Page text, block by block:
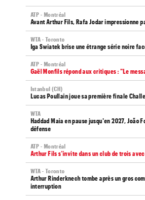
ATP - Montréal
Avant Arthur Fils, Rafa Jodar impressionne
WTA - Toronto
Iga Swiatek brise une étrange série noire
ATP - Montréal
Gaël Monfils répond aux critiques : "Le
Istanbul (CH)
Lucas Poullain joue sa première finale
WTA
Haddad Maia en pause jusqu'en 2027, João
défense
ATP - Montréal
Arthur Fils s'invite dans un club de trois
WTA - Toronto
Arthur Rinderknech tombe après un gros
interruption